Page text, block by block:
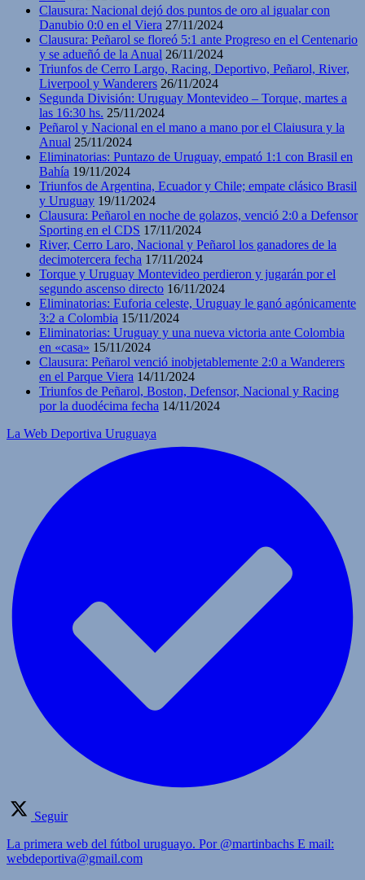
Clausura: Nacional dejó dos puntos de oro al igualar con
Danubio 0:0 en el Viera 27/11/2024
Clausura: Peñarol se floreó 5:1 ante Progreso en el Centenario
y se adueñó de la Anual 26/11/2024
Triunfos de Cerro Largo, Racing, Deportivo, Peñarol, River,
Liverpool y Wanderers 26/11/2024
Segunda División: Uruguay Montevideo – Torque, martes a
las 16:30 hs. 25/11/2024
Peñarol y Nacional en el mano a mano por el Claiusura y la
Anual 25/11/2024
Eliminatorias: Puntazo de Uruguay, empató 1:1 con Brasil en
Bahía 19/11/2024
Triunfos de Argentina, Ecuador y Chile; empate clásico Brasil
y Uruguay 19/11/2024
Clausura: Peñarol en noche de golazos, venció 2:0 a Defensor
Sporting en el CDS 17/11/2024
River, Cerro Laro, Nacional y Peñarol los ganadores de la
decimotercera fecha 17/11/2024
Torque y Uruguay Montevideo perdieron y jugarán por el
segundo ascenso directo 16/11/2024
Eliminatorias: Euforia celeste, Uruguay le ganó agónicamente
3:2 a Colombia 15/11/2024
Eliminatorias: Uruguay y una nueva victoria ante Colombia
en «casa» 15/11/2024
Clausura: Peñarol venció inobjetablemente 2:0 a Wanderers
en el Parque Viera 14/11/2024
Triunfos de Peñarol, Boston, Defensor, Nacional y Racing
por la duodécima fecha 14/11/2024
La Web Deportiva Uruguaya
Seguir
La primera web del fútbol uruguayo. Por @martinbachs E mail:
webdeportiva@gmail.com